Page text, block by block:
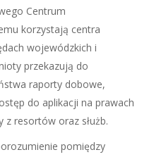
Centrum
korzystają centra
wojewódzkich i
przekazują do
raporty dobowe,
do aplikacji na prawach
resortów oraz służb.
pomiędzy